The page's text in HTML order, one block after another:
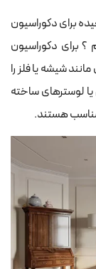
برای دکوراسیون
برای دکوراسیون
شیشه یا فلز را
لوسترهای ساخته
هستند.